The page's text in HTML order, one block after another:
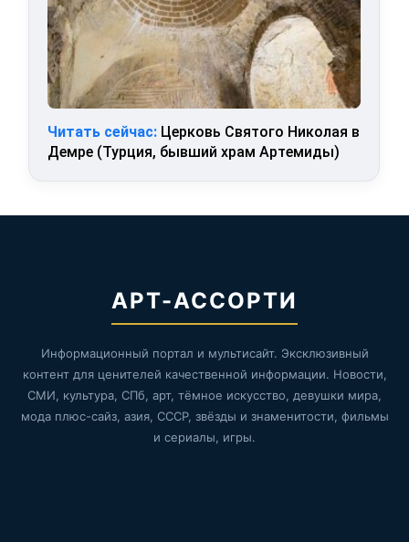
Читать сейчас: Церковь Святого Николая в
Демре (Турция, бывший храм Артемиды)
АРТ-АССОРТИ
Информационный портал и мультисайт. Эксклюзивный
контент для ценителей качественной информации. Новости,
СМИ, культура, СПб, арт, тёмное искусство, девушки мира,
мода плюс-сайз, азия, СССР, звёзды и знаменитости, фильмы
и сериалы, игры.